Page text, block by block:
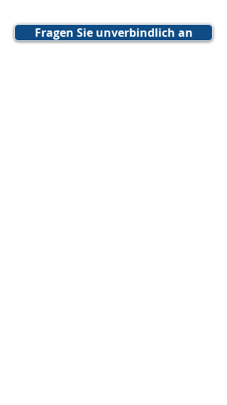
Fragen Sie unverbindlich an